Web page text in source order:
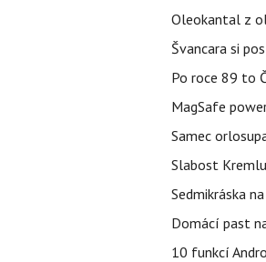
Oleokantal z
Švancara si
Po roce 89 to
MagSafe
Samec
Slabost
Sedmikráska
Domácí past
10 funkcí